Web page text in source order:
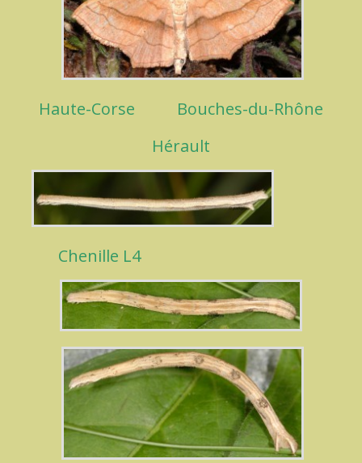
Haute-Corse
Bouches-du-Rhône
Hérault
Chenille L4